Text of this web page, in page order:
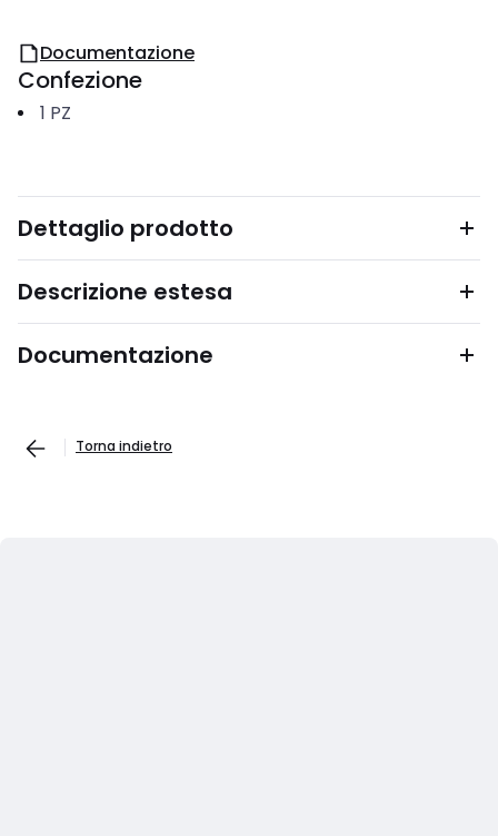
Documentazione
Confezione
1 PZ
Dettaglio prodotto
Descrizione estesa
Documentazione
Torna indietro